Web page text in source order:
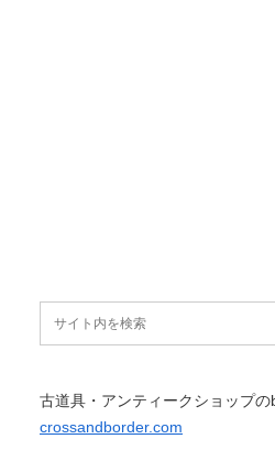
古道具・アンティークショップの
crossandborder.com